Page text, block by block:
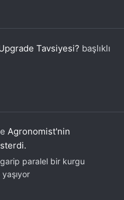
Tavsiyesi? başlıklı
Agronomist'nin
paralel bir kurgu